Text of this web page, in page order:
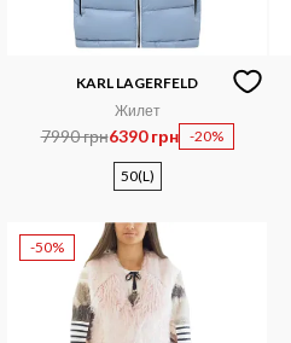
KARL LAGERFELD
Жилет
7990 грн6390 грн -20%
50(L)
-50%